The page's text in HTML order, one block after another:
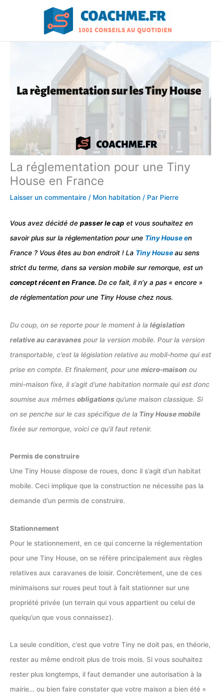
La réglementation pour une Tiny
House en France
Laisser un commentaire / Mon habitation / Par Pierre
Vous avez décidé de passer le cap et vous souhaitez en
savoir plus sur la réglementation pour une Tiny House en
France ? Vous êtes au bon endroit ! La Tiny Houseau sens
strict du terme, dans sa version mobile sur remorque, est un
concept récent en France. De ce fait, il n’y a pas « encore »
de réglementation pour une Tiny House chez nous.
Du coup, on se reporte pour le moment à la législation
relative au caravanes pour la version mobile. Pour la version
transportable, c’est la législation relative au mobil-home qui est
prise en compte. Et finalement, pour une micro-maison ou
mini-maison fixe, il s’agit d’une habitation normale qui est donc
soumise aux mêmes obligations qu’une maison classique. Si
on se penche sur le cas spécifique de la Tiny House mobile
fixée sur remorque, voici ce qu’il faut retenir.
Permis de construire
Une Tiny House dispose de roues, donc il s’agit d’un habitat
mobile. Ceci implique que la construction ne nécessite pas la
demande d’un permis de construire.
Stationnement
Pour le stationnement, en ce qui concerne la réglementation
pour une Tiny House, on se réfère principalement aux règles
relatives aux caravanes de loisir. Concrètement, une de ces
minimaisons sur roues peut tout à fait stationner sur une
propriété privée (un terrain qui vous appartient ou celui de
quelqu’un que vous connaissez).
La seule condition, c’est que votre Tiny ne doit pas, en théorie,
rester au même endroit plus de trois mois. Si vous souhaitez
rester plus longtemps, il faut demander une autorisation à la
mairie… ou bien faire constater que votre maison a bien été «